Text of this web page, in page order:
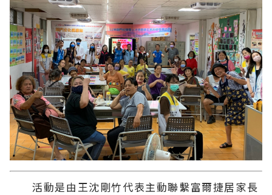
活動是由王沈剛竹代表主動聯繫富爾捷居家長